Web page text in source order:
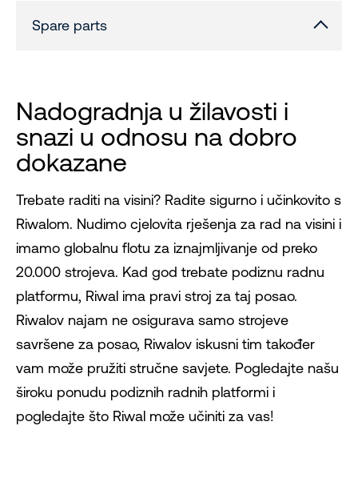
Spare parts
Nadogradnja u žilavosti i
snazi ​​u odnosu na dobro
dokazane
Trebate raditi na visini? Radite sigurno i učinkovito s
Riwalom. Nudimo cjelovita rješenja za rad na visini i
imamo globalnu flotu za iznajmljivanje od preko
20.000 strojeva. Kad god trebate podiznu radnu
platformu, Riwal ima pravi stroj za taj posao.
Riwalov najam ne osigurava samo strojeve
savršene za posao, Riwalov iskusni tim također
vam može pružiti stručne savjete. Pogledajte našu
široku ponudu podiznih radnih platformi i
pogledajte što Riwal može učiniti za vas!